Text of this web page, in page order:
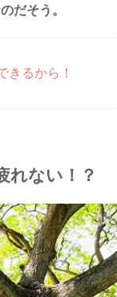
だそう。
きるから！
れない！？